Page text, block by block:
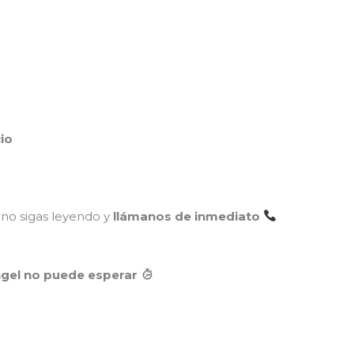
no sigas leyendo y llámanos de inmediato
no puede esperar